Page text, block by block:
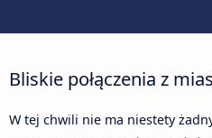
Bliskie połączenia z
W tej chwili nie ma niestety